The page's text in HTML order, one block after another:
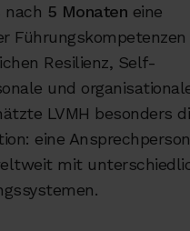
nach 5 Monaten eine
Resilienz, Self-
und
LVMH besonders
eine Ansprechperson
mit